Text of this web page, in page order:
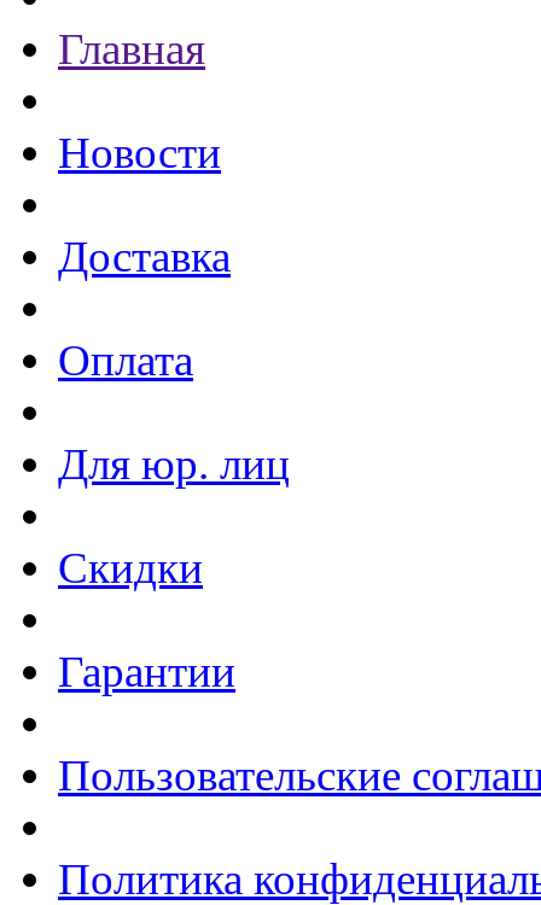
Главная
Новости
Доставка
Оплата
Для юр. лиц
Скидки
Гарантии
Пользовательские
Политика